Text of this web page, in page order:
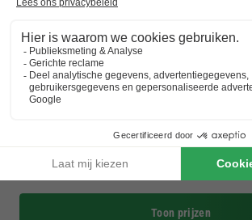
Landal Marina Resort Well
Limburg,Goed (19,6 km van Middelaar) Kaart
Direct aan het Leukermeer
Gezinsvriendelijk met Bollo Club en talloze…
Toon prijzen